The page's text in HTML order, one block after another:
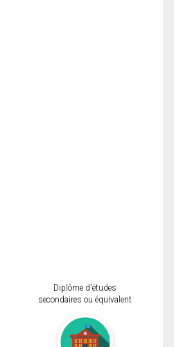
Diplôme d'études
secondaires ou équivalent